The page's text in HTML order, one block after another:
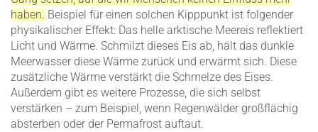
haben. Beispiel für einen solchen Kipppunkt ist folgender
physi­ka­li­scher Effekt: Das helle arktische Meereis reflek­tiert
Licht und Wärme. Schmilzt dieses Eis ab, hält das dunkle
Meerwasser diese Wärme zurück und erwärmt sich. Diese
zusätz­liche Wärme verstärkt die Schmelze des Eises.
Außerdem gibt es weitere Prozesse, die sich selbst
verstärken – zum Beispiel, wenn Regen­wälder großflächig
absterben oder der Perma­frost auftaut.